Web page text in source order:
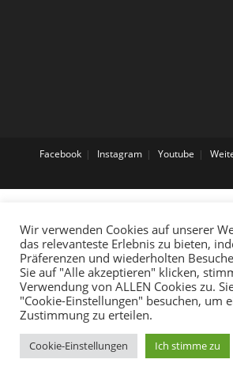
Facebook Instagram Youtube
Wir verwenden Cookies auf unserer
das relevanteste Erlebnis zu bieten,
Präferenzen und wiederholten
Sie auf "Alle akzeptieren" klicken,
Verwendung von ALLEN Cookies zu.
"Cookie-Einstellungen" besuchen, um
Zustimmung zu erteilen.
Cookie-Einstellungen Ich stimme zu